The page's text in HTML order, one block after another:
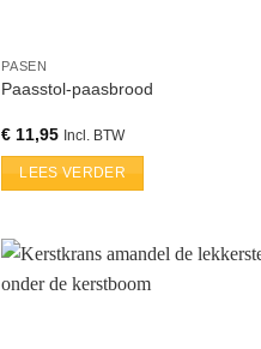
PASEN
Paasstol-paasbrood
€ 11,95 Incl. BTW
LEES VERDER